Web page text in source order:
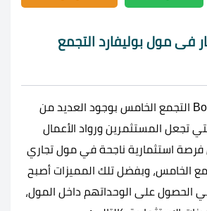
فى مول بوليفارد التجمع
يتميز مول Boulevard التجمع الخامس بوجود العديد من
تجعل المستثمرين ورواد الأعمال
استثمارية ناجحة في مول تجاري
الخامس، وبفضل تلك المميزات أصبح
الحصول على الوحداتهم داخل المول،